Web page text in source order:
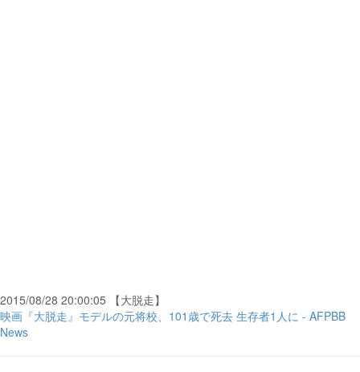
2015/08/28 20:00:05 【大脱走】
映画『大脱走』モデルの元将校、101歳で死去 生存者1人に - AFPBB
News